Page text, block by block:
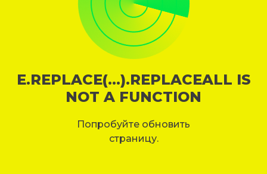
E.REPLACE(...).REPLACEALL IS
NOT A FUNCTION
Попробуйте обновить
страницу.